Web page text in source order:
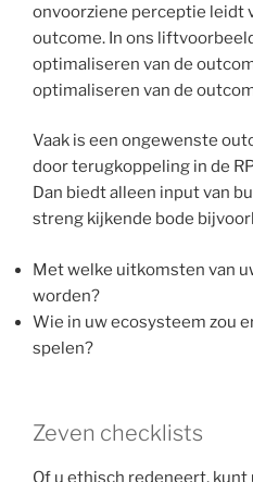
onvoorziene perceptie leidt
outcome. In ons
optimaliseren van de
optimaliseren van de
Vaak is een ongewenste
door terugkoppeling in de
Dan biedt alleen input van
streng kijkende bode
Met welke uitkomsten van
worden?
Wie in uw ecosysteem zou
spelen?
Zeven checklists
Of u ethisch redeneert,